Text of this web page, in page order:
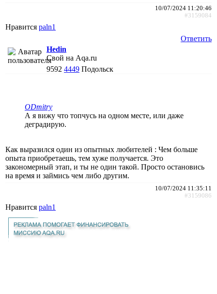
10/07/2024 11:20:46
#3159084
Нравится paln1
Ответить
Hedin
Свой на Aqa.ru
9592 4449 Подольск
ODmitry
А я вижу что топчусь на одном месте, или даже
деградирую.
Как выразился один из опытных любителей : Чем больше
опыта приобретаешь, тем хуже получается. Это
закономерный этап, и ты не один такой. Просто остановись
на время и займись чем либо другим.
10/07/2024 11:35:11
#3159086
Нравится paln1